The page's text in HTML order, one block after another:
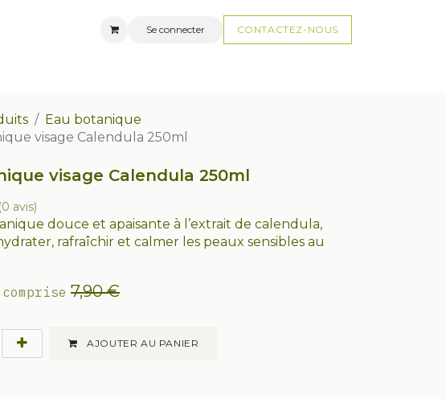
Se connecter CONTACTEZ-NOUS
Eau botanique
visage Calendula 250ml
visage Calendula 250ml
(0 avis)
douce et apaisante à l’extrait de calendula,
rafraîchir et calmer les peaux sensibles au
comprise 7,90€
AJOUTER AU PANIER